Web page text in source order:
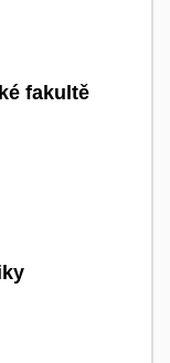
fakultě